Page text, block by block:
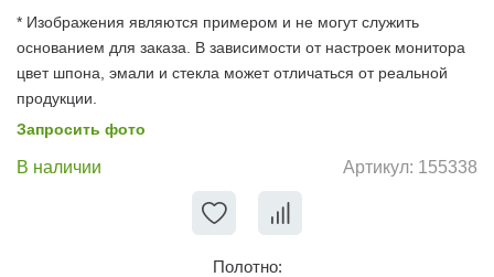
* Изображения являются примером и не могут служить
основанием для заказа. В зависимости от настроек монитора
цвет шпона, эмали и стекла может отличаться от реальной
продукции.
Запросить фото
В наличии Артикул: 155338
Полотно: